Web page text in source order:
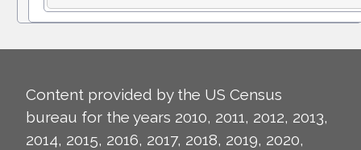
Content provided by the US Census
bureau for the years 2010, 2011, 2012, 2013,
2014, 2015, 2016, 2017, 2018, 2019, 2020,